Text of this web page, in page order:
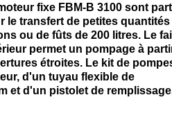
fixe FBM-B 3100 sont
le transfert de petites
ou de fûts de 200 litres. Le
permet un pompage à
étroites. Le kit de
d'un tuyau flexible de
et d'un pistolet de